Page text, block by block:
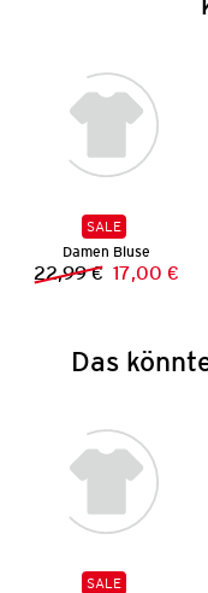
SALE
Damen Bluse
Vorheriger
22,99 € Neuer Preis:
17,00 €
Das
SALE